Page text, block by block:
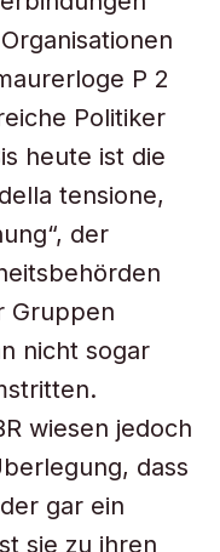
P 2
Politiker
heute ist die
tensione,
der
Gruppen
nicht sogar
wiesen jedoch
dass
gar ein
sie zu ihren